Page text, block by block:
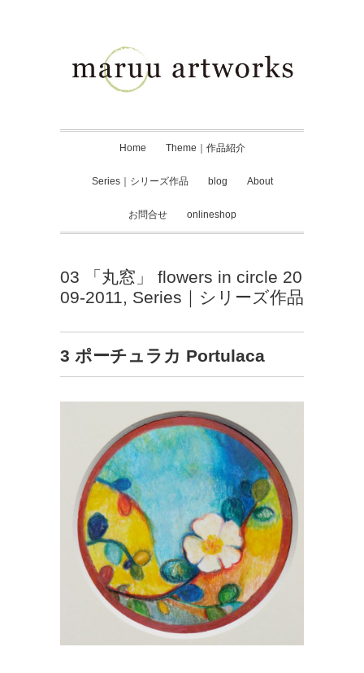
Home Theme｜作品紹介
Series｜シリーズ作品 blog About
お問合せ onlineshop
03 「丸窓」 flowers in circle 20
09-2011, Series｜シリーズ作品
3 ポーチュラカ Portulaca